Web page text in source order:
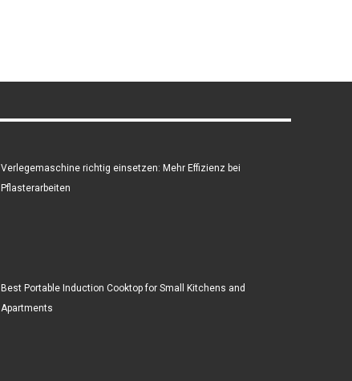
Verlegemaschine richtig einsetzen: Mehr Effizienz bei
Pflasterarbeiten
Best Portable Induction Cooktop for Small Kitchens and
Apartments